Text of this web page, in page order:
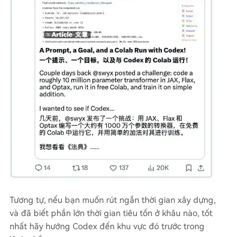
Tương tự, nếu bạn muốn rút ngắn thời gian xây dựng,
và đã biết phần lớn thời gian tiêu tốn ở khâu nào, tốt
nhất hãy hướng Codex đến khu vực đó trước trong